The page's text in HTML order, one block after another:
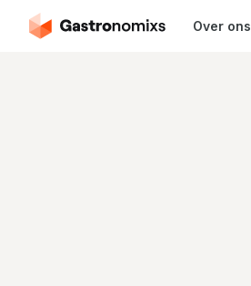
Over ons